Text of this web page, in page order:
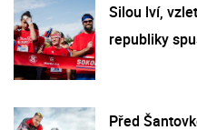
Silou lví,
republiky
Před